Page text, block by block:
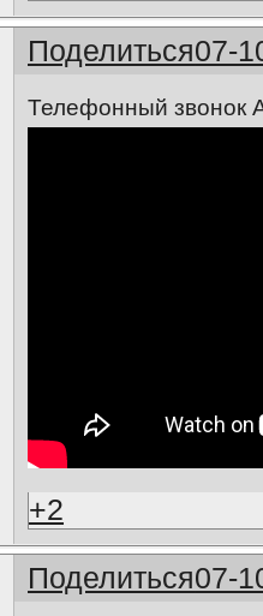
Поделиться07-
Телефонный звонок
+2
Поделиться07-